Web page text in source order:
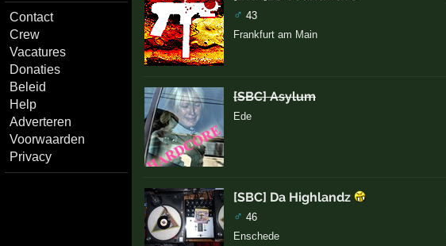
Contact
Crew
Vacatures
Donaties
Beleid
Help
Adverteren
Voorwaarden
Privacy
♂ 43
Frankfurt am Main
[SBC] Asylum
Ede
[SBC] Da Highlandz
♂ 46
Enschede